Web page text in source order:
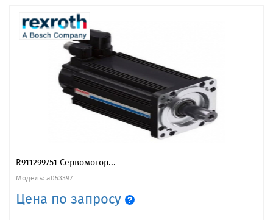
R911299751 Сервомотор...
Модель: a053397
Цена по запросу